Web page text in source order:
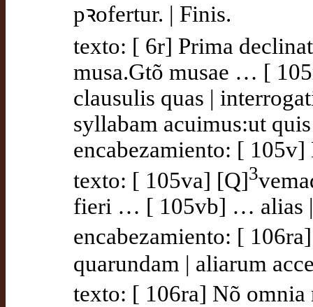
pꝛofertur. | Finis.
texto: [ 6r] Prima
musa.Gtõ musae … [
clausulis quas |
syllabam acuimus:ut
encabezamiento: [
texto: [ 105va] [Q]3
fieri … [ 105vb] … alias |
encabezamiento: [
quarundam | aliarum
texto: [ 106ra] Nõ omnia